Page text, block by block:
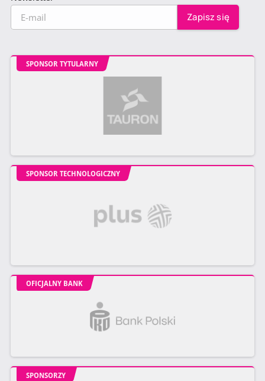
SPONSOR TYTULARNY
SPONSOR TECHNOLOGICZNY
OFICJALNY BANK
SPONSORZY